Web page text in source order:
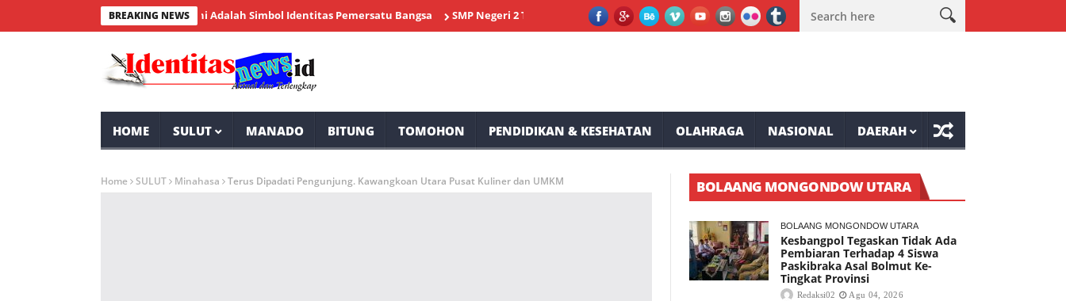
BREAKING NEWS
Wakil Wali Kota: Bendera ini Adalah Simbol Identitas Pemersatu Bangsa SMP Negeri 2 Tompaso Siap Memeriahkan HUT RI ke-81 Tompaso Raya Mantap, Lomba Bulu Tangkis Awali Kemeriahan
HOME SULUT MANADO BITUNG TOMOHON PENDIDIKAN & KESEHATAN OLAHRAGA NASIONAL DAERAH
Home SULUT Minahasa Terus Dipadati Pengunjung. Kawangkoan Utara Pusat Kuliner dan UMKM BOLAANG MONGONDOW UTARA
BOLAANG MONGONDOW UTARA
Kesbangpol Tegaskan Tidak Ada
Pembiaran Terhadap 4 Siswa
Paskibraka Asal Bolmut Ke-
Tingkat Provinsi
Redaksi02 Agu 04, 2026